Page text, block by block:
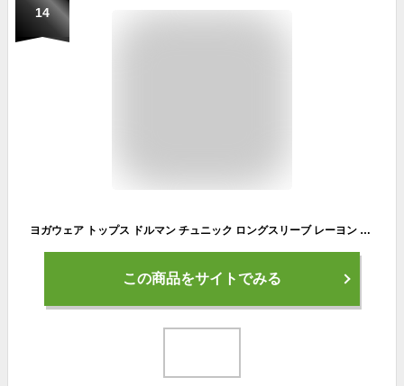
14
ヨガウェア トップス ドルマン チュニック ロングスリーブ レーヨン ギャザー 長袖 ヨガ ピラティス レディース スポーツウェア フィットネスウェア ストレッチ ドルマンスリーブ Tシャツ ゆったり おしゃれ めくれない lapiyoga ラピヨガ *2
この商品をサイトでみる